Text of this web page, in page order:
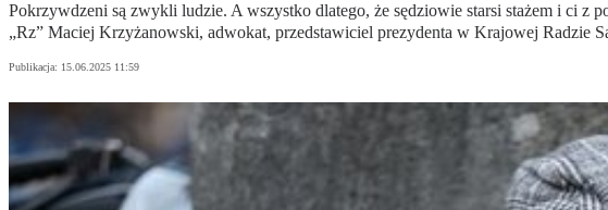
Pokrzywdzeni są zwykli ludzie. A wszystko dlatego, że sędziowie starsi stażem i ci z
„Rz” Maciej Krzyżanowski, adwokat, przedstawiciel prezydenta w Krajowej Radzie
Publikacja: 15.06.2025 11:59